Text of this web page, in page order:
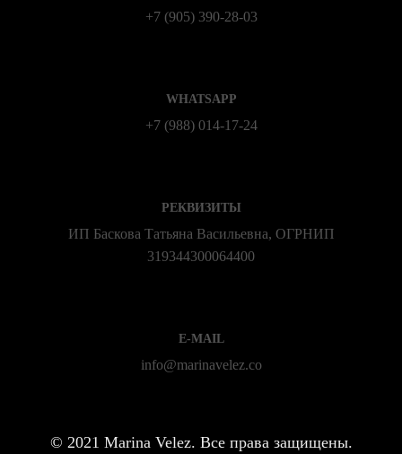
+7 (905) 390-28-03
WHATSAPP
+7 (988) 014‑17‑24
РЕКВИЗИТЫ
ИП Баскова Татьяна Васильевна, ОГРНИП
319344300064400
E-MAIL
info@marinavelez.co
© 2021 Marina Velez. Все права защищены.